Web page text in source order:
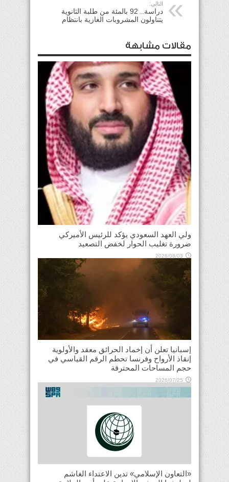
التالي:
دراسة.. 92 بالمئة من طلبة الثانوية
يتناولون المشروبات الغازية بانتظام
مقالات مشابهة
ولي العهد السعودي يؤكد للرئيس الأميركي
ضرورة تغليب الحوار لخفض التصعيد
2026/08/03
إسبانيا تعلن أن إخماد الحرائق معقد والأولوية
إنقاذ الأرواح وفرنسا تحطم الرقم القياسي في
حجم المساحات المحترقة
2026/07/25
«التعاون الإسلامي» تدين الاعتداء الغاشم